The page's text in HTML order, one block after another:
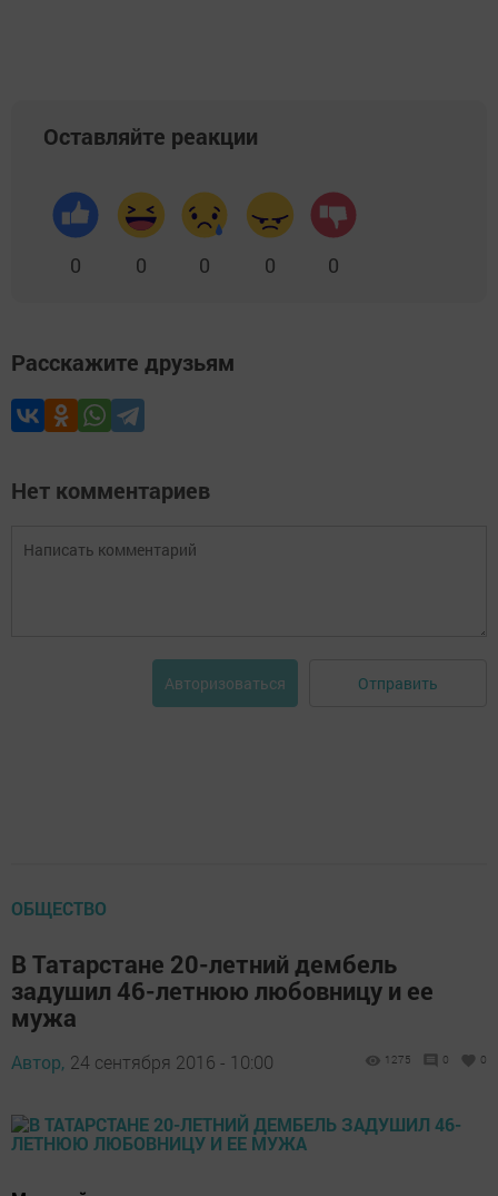
Оставляйте реакции
0 0 0 0 0
Расскажите друзьям
Нет комментариев
Авторизоваться Отправить
ОБЩЕСТВО
В Татарстане 20-летний дембель
задушил 46-летнюю любовницу и ее
мужа
Автор, 24 сентября 2016 - 10:00 1275 0 0